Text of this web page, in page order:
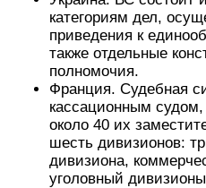
категориям дел,
приведения к
также отдельные
полномочия.
Франция. Судебная
кассационным
около 40 их
шесть дивизионов:
дивизиона,
уголовный